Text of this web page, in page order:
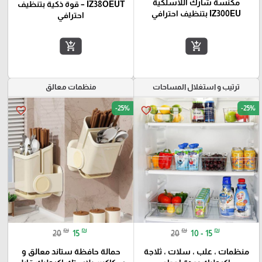
مكنسة شارك اللاسلكية
IZ300EU بتنظيف احترافي
add_shopping_cart
IZ38OEUT – قوة ذكية بتنظيف
احترافي
add_shopping_cart
ترتيب و استغلال المساحات
favorite_border -25%
20 ₪ 10 - 15 ₪
منظمات ، علب ، سلات ، ثلاجة
منظمات معالق
favorite_border -25%
20 ₪ 15 ₪
حمالة حافظة ستاند معالق و